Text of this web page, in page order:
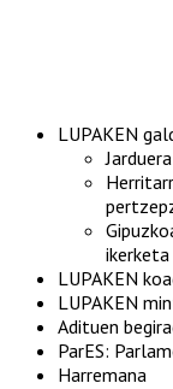
LUPAKEN
ikerketa
LUPAKEN
LUPAKEN
Adituen
ParES:
Harremana